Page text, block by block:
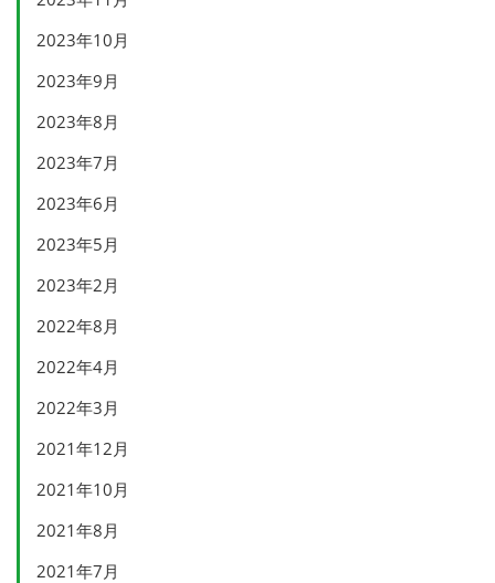
2023年10月
2023年9月
2023年8月
2023年7月
2023年6月
2023年5月
2023年2月
2022年8月
2022年4月
2022年3月
2021年12月
2021年10月
2021年8月
2021年7月